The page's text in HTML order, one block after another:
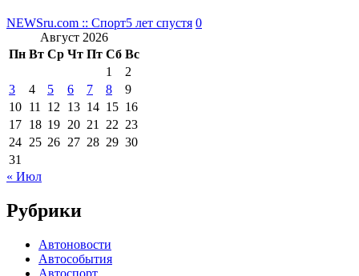
NEWSru.com :: Спорт5 лет спустя 0
Август 2026
Пн Вт Ср Чт Пт Сб Вс
1
2
3
4 5 6 7 8
9
10 11 12 13 14 15 16
17 18 19 20 21 22 23
24 25 26 27 28 29 30
31
« Июл
Рубрики
Автоновости
Автособытия
Автоспорт